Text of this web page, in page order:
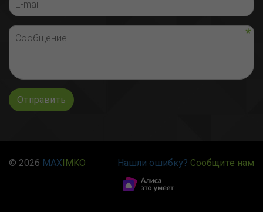
Отправить
© 2026 MAXIMKO Нашли ошибку? Сообщите нам